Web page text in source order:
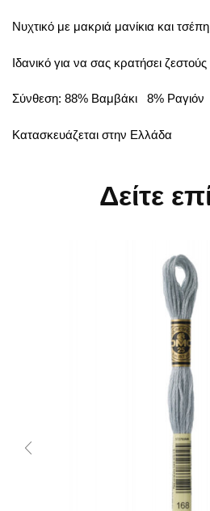
Νυχτικό με μακριά μανίκια και
Ιδανικό για να σας κρατήσει
Σύνθεση: 88% Βαμβάκι 8%
Κατασκευάζεται στην Ελλάδα
Δείτε